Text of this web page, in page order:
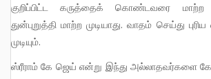
குறிப்பிட்ட கருத்தைக் கொண்டவரை
துன்புறுத்தி மாற்ற முடியாது. வாதம் செய்து
முடியும்.
ஸ்ரீராம் கே ஜெய் என்று இந்து அல்லாதவர்களை கோஷம் போட வைப்பதும்,